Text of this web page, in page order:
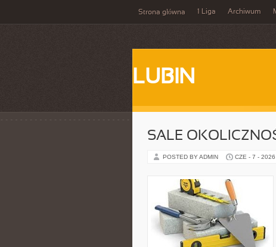
Strona główna 1 Liga Archiwum
LUBIN
SALE
POSTED BY ADMIN CZE - 7 - 2026